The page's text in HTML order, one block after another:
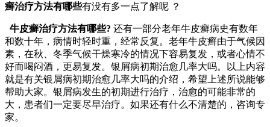
癣治疗方法有哪些有没有多一点了解呢 ？
牛皮癣治疗方法有哪些? 还有一部分老年牛皮癣病史有数年
和数十年，病情时轻时重，经常反复。老年牛皮癣由于气候因
素，在秋、冬季气候干燥寒冷的情况下容易复发，或者心情不
好而喝闷酒，更易复发。银屑病初期治愈几率大吗。以上内容
就是有关银屑病初期治愈几率大吗的介绍，希望上述所说能够
帮助大家。银屑病发生的初期进行治疗，治愈的可能非常的
大，患者们一定要尽早治疗。如果还有什么不清楚的，咨询专
家。